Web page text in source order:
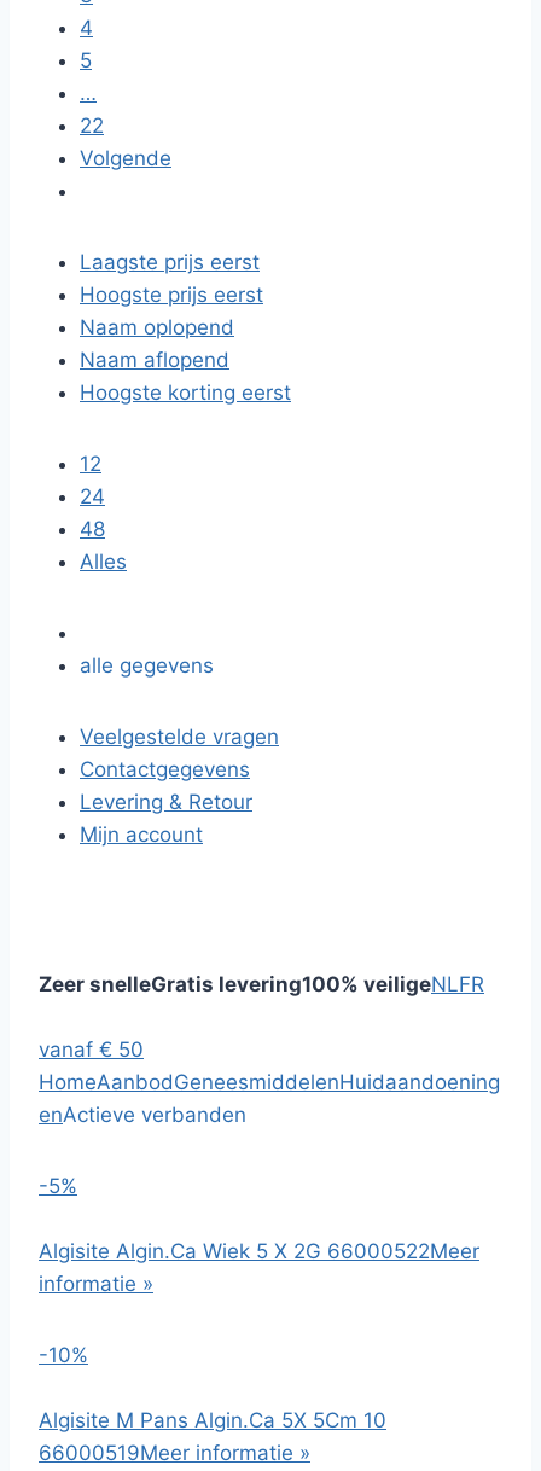
4
5
…
22
Volgende
Laagste prijs eerst
Hoogste prijs eerst
Naam oplopend
Naam aflopend
Hoogste korting eerst
12
24
48
Alles
alle gegevens
Veelgestelde vragen
Contactgegevens
Levering & Retour
Mijn account
Zeer snelleGratis levering100% veiligeNLFR
vanaf € 50
HomeAanbodGeneesmiddelenHuidaandoening
enActieve verbanden
-5%
Algisite Algin.Ca Wiek 5 X 2G 66000522Meer
informatie »
-10%
Algisite M Pans Algin.Ca 5X 5Cm 10
66000519Meer informatie »